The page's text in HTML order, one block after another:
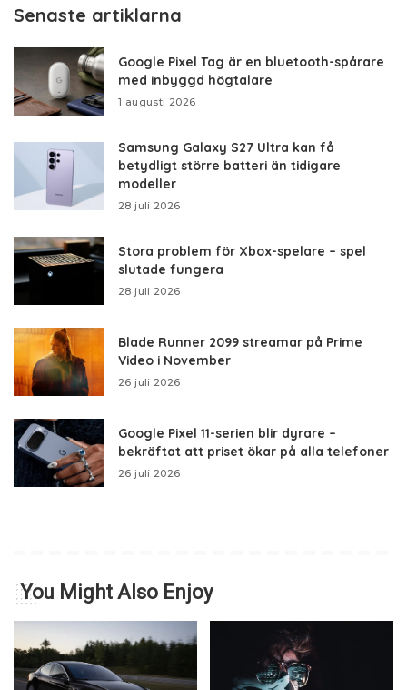
Senaste artiklarna
Google Pixel Tag är en bluetooth-spårare
med inbyggd högtalare
1 augusti 2026
Samsung Galaxy S27 Ultra kan få
betydligt större batteri än tidigare
modeller
28 juli 2026
Stora problem för Xbox-spelare – spel
slutade fungera
28 juli 2026
Blade Runner 2099 streamar på Prime
Video i November
26 juli 2026
Google Pixel 11-serien blir dyrare –
bekräftat att priset ökar på alla telefoner
26 juli 2026
You Might Also Enjoy